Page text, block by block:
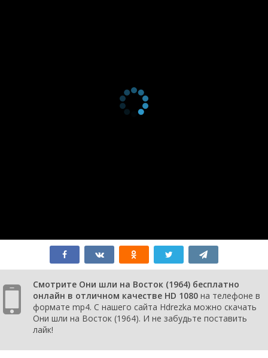
Смотрите Они шли на Восток (1964) бесплатно
онлайн в отличном качестве HD 1080 на телефоне в
формате mp4. С нашего сайта Hdrezka можно скачать
Они шли на Восток (1964). И не забудьте поставить
лайк!